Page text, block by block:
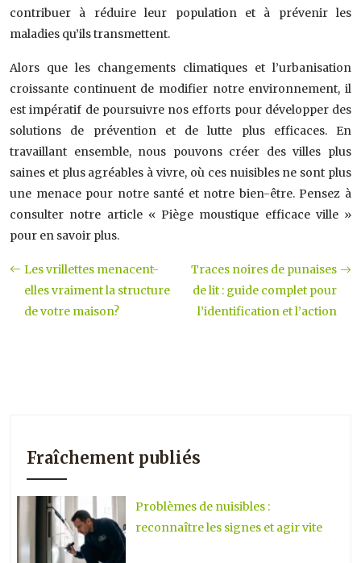
contribuer à réduire leur population et à prévenir les
maladies qu’ils transmettent.
Alors que les changements climatiques et l’urbanisation
croissante continuent de modifier notre environnement, il
est impératif de poursuivre nos efforts pour développer des
solutions de prévention et de lutte plus efficaces. En
travaillant ensemble, nous pouvons créer des villes plus
saines et plus agréables à vivre, où ces nuisibles ne sont plus
une menace pour notre santé et notre bien-être. Pensez à
consulter notre article « Piège moustique efficace ville »
pour en savoir plus.
Les vrillettes menacent-
elles vraiment la structure
de votre maison?
Traces noires de punaises
de lit : guide complet pour
l’identification et l’action
Fraîchement publiés
Problèmes de nuisibles :
reconnaître les signes et agir vite